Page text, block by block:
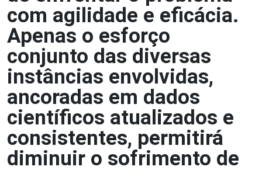
com agilidade e eficácia.
Apenas o esforço
conjunto das diversas
instâncias envolvidas,
ancoradas em dados
científicos atualizados e
consistentes, permitirá
diminuir o sofrimento de